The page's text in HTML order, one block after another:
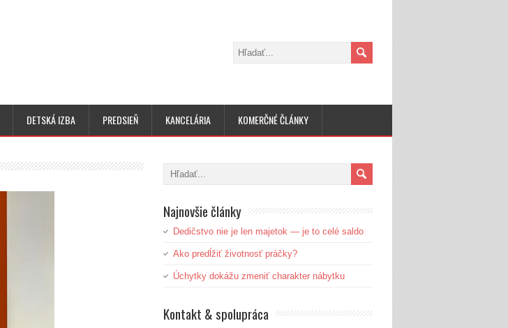
DETSKÁ IZBA PREDSIEŇ KANCELÁRIA KOMERČNÉ ČLÁNKY
Najnovšie články
Dedičstvo nie je len majetok — je to celé saldo
Ako predĺžiť životnosť práčky?
Úchytky dokážu zmeniť charakter nábytku
Kontakt & spolupráca